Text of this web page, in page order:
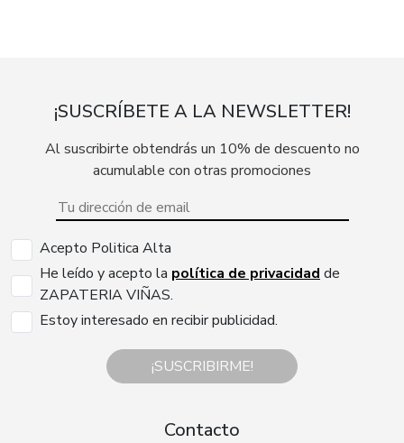
¡SUSCRÍBETE A LA NEWSLETTER!
Al suscribirte obtendrás un 10% de descuento no
acumulable con otras promociones
Acepto Politica Alta
He leído y acepto la política de privacidad de
ZAPATERIA VIÑAS.
Estoy interesado en recibir publicidad.
¡SUSCRIBIRME!
Contacto